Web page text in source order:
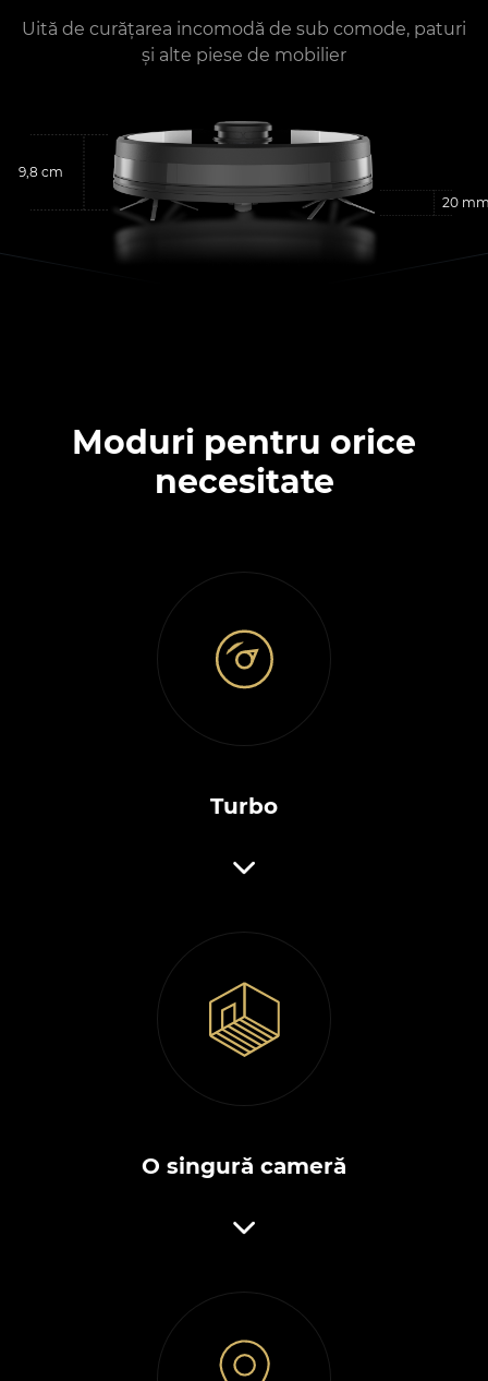
Uită de curățarea incomodă de sub comode, paturi
și alte piese de mobilier
9,8 cm
20
Moduri pentru orice
necesitate
Turbo
O singură cameră